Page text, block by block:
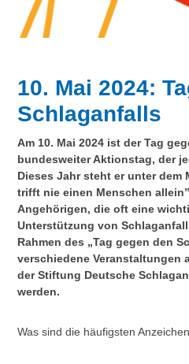
10. Mai 2024:
Schlaganfalls
Am 10. Mai 2024 ist der Tag
bundesweiter Aktionstag, der
Dieses Jahr steht er unter dem
trifft nie einen Menschen
Angehörigen, die oft eine
Unterstützung von
Rahmen des „Tag gegen den
verschiedene Veranstaltungen
der Stiftung Deutsche
werden.
Was sind die häufigsten